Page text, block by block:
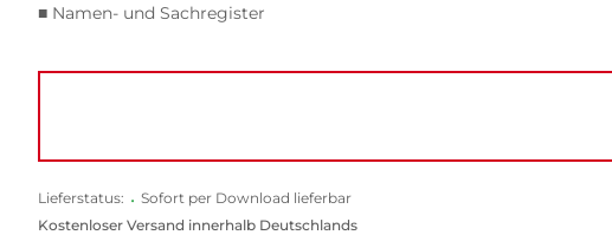
■ Namen- und Sachregister
Lieferstatus: • Sofort per Download lieferbar
Kostenloser Versand innerhalb Deutschlands